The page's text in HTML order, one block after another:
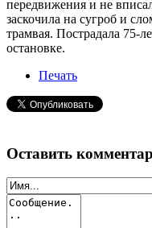
передвижения и не
заскочила на сугроб и
трамвая. Пострадала 75-
остановке.
Печать
Оставить